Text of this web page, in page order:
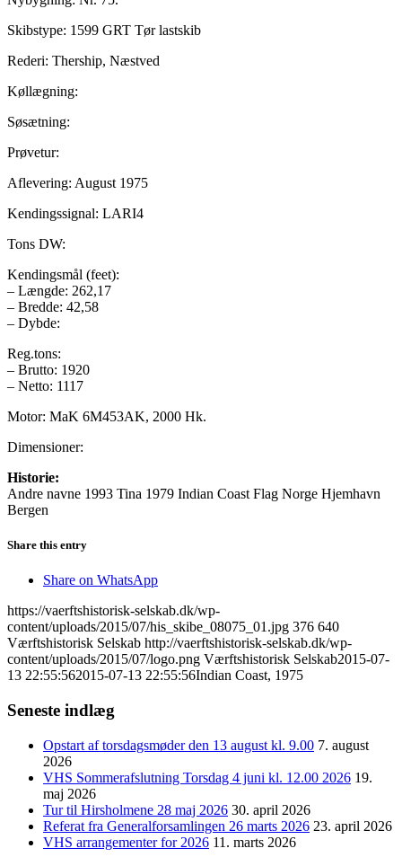
Skibstype: 1599 GRT Tør lastskib
Rederi: Thership, Næstved
Køllægning:
Søsætning:
Prøvetur:
Aflevering: August 1975
Kendingssignal: LARI4
Tons DW:
Kendingsmål (feet):
– Længde: 262,17
– Bredde: 42,58
– Dybde:
Reg.tons:
– Brutto: 1920
– Netto: 1117
Motor: MaK 6M453AK, 2000 Hk.
Dimensioner:
Historie:
Andre navne 1993 Tina 1979 Indian Coast Flag Norge Hjemhavn
Bergen
Share this entry
Share on WhatsApp
https://vaerftshistorisk-selskab.dk/wp-
content/uploads/2015/07/his_skibe_08075_01.jpg 376 640
Værftshistorisk Selskab http://vaerftshistorisk-selskab.dk/wp-
content/uploads/2015/07/logo.png Værftshistorisk Selskab2015-07-
13 22:55:562015-07-13 22:55:56Indian Coast, 1975
Seneste indlæg
Opstart af torsdagsmøder den 13 august kl. 9.00 7. august
2026
VHS Sommerafslutning Torsdag 4 juni kl. 12.00 2026 19.
maj 2026
Tur til Hirsholmene 28 maj 2026 30. april 2026
Referat fra Generalforsamlingen 26 marts 2026 23. april 2026
VHS arrangementer for 2026 11. marts 2026